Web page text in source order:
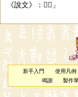
《說文》：「 𢧵 」
新手入門 使用凡例
鳴謝
製作